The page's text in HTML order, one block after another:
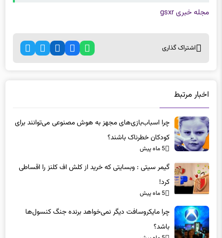
مجله خبری gsxr
اشتراک گذاری
اخبار مرتبط
چرا اسباب‌بازی‌های مجهز به هوش مصنوعی می‌توانند برای
کودکان خطرناک باشند؟
5 ماه پیش
گیمر سیتی : وبسایتی که خرید از کلش اف کلنز را اقساطی
کرد!
5 ماه پیش
چرا مایکروسافت دیگر نمی‌خواهد برنده جنگ کنسول‌ها
باشد؟